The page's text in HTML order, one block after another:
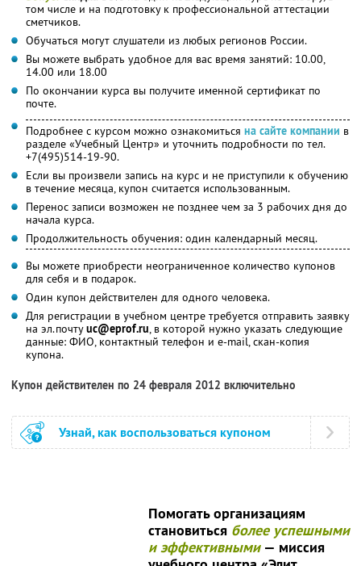
том числе и на подготовку к профессиональной аттестации
сметчиков.
Обучаться могут слушатели из любых регионов России.
Вы можете выбрать удобное для вас время занятий: 10.00,
14.00 или 18.00
По окончании курса вы получите именной сертификат по
почте.
Подробнее с курсом можно ознакомиться на сайте компании в
разделе «Учебный Центр» и уточнить подробности по тел.
+7(495)514-19-90.
Если вы произвели запись на курс и не приступили к обучению
в течение месяца, купон считается использованным.
Перенос записи возможен не позднее чем за 3 рабочих дня до
начала курса.
Продолжительность обучения: один календарный месяц.
Вы можете приобрести неограниченное количество купонов
для себя и в подарок.
Один купон действителен для одного человека.
Для регистрации в учебном центре требуется отправить заявку
на эл.почтуuc@eprof.ru, в которой нужно указать следующие
данные: ФИО, контактный телефон и e-mail, скан-копия
купона.
Купон действителен по 24 февраля 2012 включительно
Узнай, как воспользоваться купоном
Помогать организациям
становиться более успешными
и эффективными— миссия